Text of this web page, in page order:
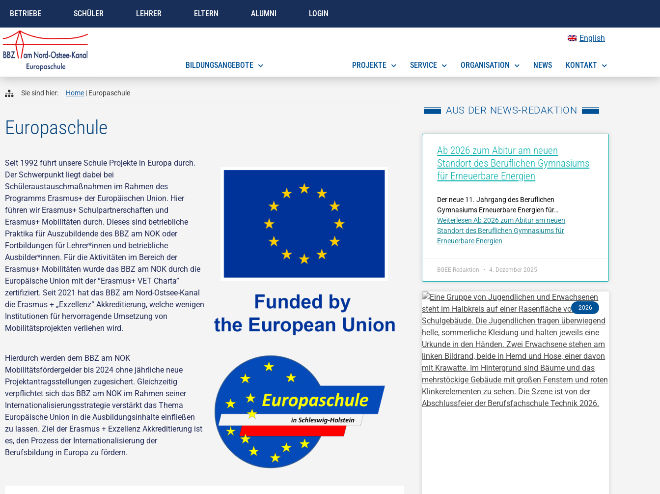
BETRIEBE SCHÜLER LEHRER ELTERN ALUMNI LOGIN
English
BILDUNGSANGEBOTE PROJEKTE SERVICE ORGANISATION NEWS KONTAKT
Sie sind hier: Home | Europaschule
Europaschule
Seit 1992 führt unsere Schule Projekte in Europa durch.
Der Schwerpunkt liegt dabei bei
Schüleraustauschmaßnahmen im Rahmen des
Programms Erasmus+ der Europäischen Union. Hier
führen wir Erasmus+ Schulpartnerschaften und
Erasmus+ Mobilitäten durch. Dieses sind betriebliche
Praktika für Auszubildende des BBZ am NOK oder
Fortbildungen für Lehrer*innen und betriebliche
Ausbilder*innen. Für die Aktivitäten im Bereich der
Erasmus+ Mobilitäten wurde das BBZ am NOK durch die
Europäische Union mit der “Erasmus+ VET Charta”
zertifiziert. Seit 2021 hat das BBZ am Nord-Ostsee-Kanal
die Erasmus + „Exzellenz“ Akkreditierung, welche wenigen
Institutionen für hervorragende Umsetzung von
Mobilitätsprojekten verliehen wird.
Hierdurch werden dem BBZ am NOK
Mobilitätsfördergelder bis 2024 ohne jährliche neue
Projektantragsstellungen zugesichert. Gleichzeitig
verpflichtet sich das BBZ am NOK im Rahmen seiner
Internationalisierungsstrategie verstärkt das Thema
Europäische Union in die Ausbildungsinhalte einfließen
zu lassen. Ziel der Erasmus + Exzellenz Akkreditierung ist
es, den Prozess der Internationalisierung der
Berufsbildung in Europa zu fördern.
AUS DER NEWS-REDAKTION
Ab 2026 zum Abitur am neuen
Standort des Beruflichen Gymnasiums
für Erneuerbare Energien
Der neue 11. Jahrgang des Beruflichen
Gymnasiums Erneuerbare Energien für…
Weiterlesen Ab 2026 zum Abitur am neuen
Standort des Beruflichen Gymnasiums für
Erneuerbare Energien
BGEE Redaktion 4. Dezember 2025
2026